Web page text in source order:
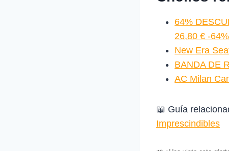
64%
26,80 € -64%
New Era
BANDA DE
AC Milan
📖 Guía
Imprescindibles